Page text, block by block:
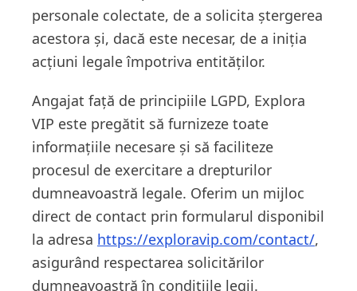
personale colectate, de a solicita ștergerea
acestora și, dacă este necesar, de a iniția
acțiuni legale împotriva entităților.
Angajat față de principiile LGPD, Explora
VIP este pregătit să furnizeze toate
informațiile necesare și să faciliteze
procesul de exercitare a drepturilor
dumneavoastră legale. Oferim un mijloc
direct de contact prin formularul disponibil
la adresa https://exploravip.com/contact/,
asigurând respectarea solicitărilor
dumneavoastră în condițiile legii.